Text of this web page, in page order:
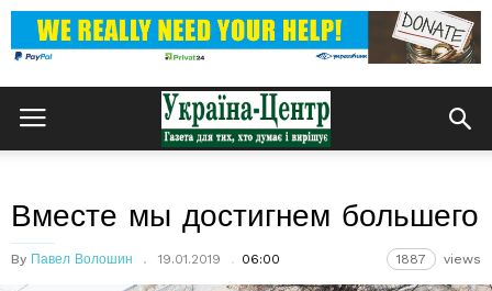
Вместе мы достигнем большего
By Павел Волошин 19.01.2019 06:00 1887 views